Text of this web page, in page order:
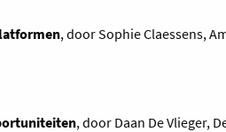
, door Sophie Claessens,
, door Daan De Vlieger,